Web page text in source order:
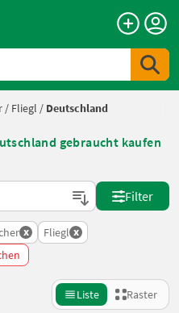
/ Fliegl / Deutschland
gebraucht kaufen
Filter
x Fliegl x
Liste Raster